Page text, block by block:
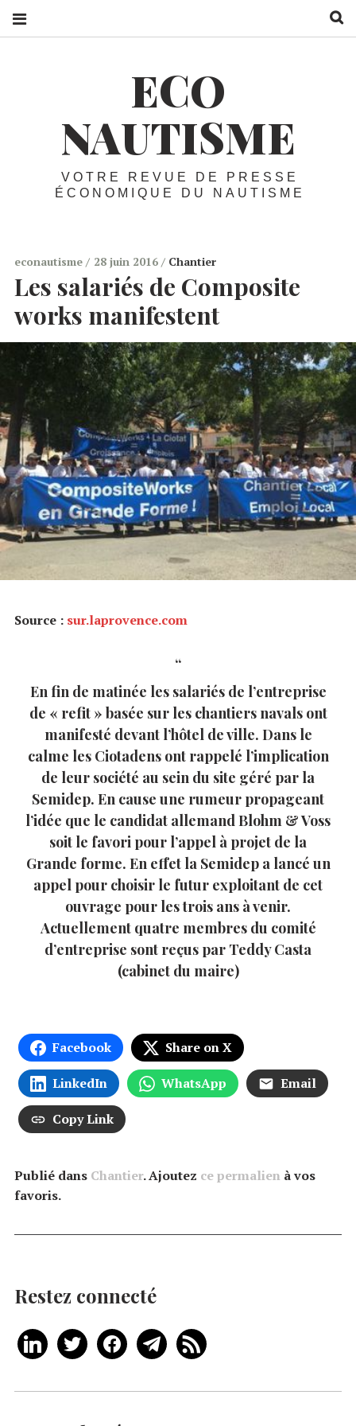
ECO
NAUTISME
VOTRE REVUE DE PRESSE
ÉCONOMIQUE DU NAUTISME
econautisme 28 juin 2016 Chantier
Les salariés de Composite
works manifestent
Source : sur.laprovence.com
En fin de matinée les salariés de l’entreprise
de « refit » basée sur les chantiers navals ont
manifesté devant l’hôtel de ville. Dans le
calme les Ciotadens ont rappelé l’implication
de leur société au sein du site géré par la
Semidep. En cause une rumeur propageant
l’idée que le candidat allemand Blohm & Voss
soit le favori pour l’appel à projet de la
Grande forme. En effet la Semidep a lancé un
appel pour choisir le futur exploitant de cet
ouvrage pour les trois ans à venir.
Actuellement quatre membres du comité
d’entreprise sont reçus par Teddy Casta
(cabinet du maire)
Facebook Share on X
LinkedIn WhatsApp Email
Copy Link
Publié dans Chantier. Ajoutez ce permalien à vos
favoris.
Restez connecté